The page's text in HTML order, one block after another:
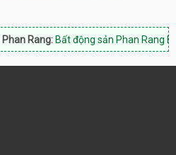
Bất động sản Phan Rang Nam Khánh